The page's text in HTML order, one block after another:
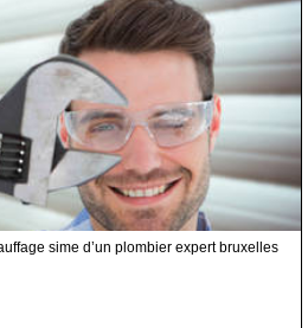
sime d’un plombier expert bruxelles